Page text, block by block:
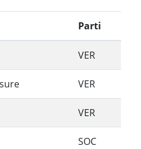
Parti
VER
VER
VER
SOC